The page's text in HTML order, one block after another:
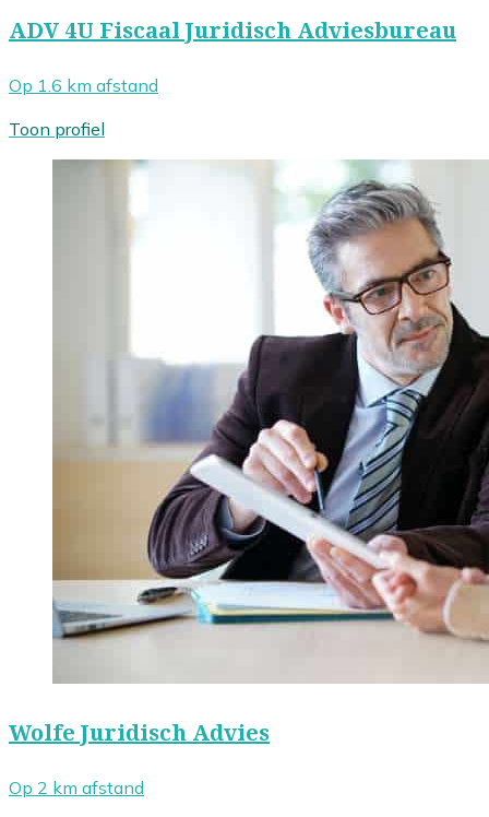
ADV 4U Fiscaal Juridisch Adviesbureau
Op 1.6 km afstand
Toon profiel
Wolfe Juridisch Advies
Op 2 km afstand